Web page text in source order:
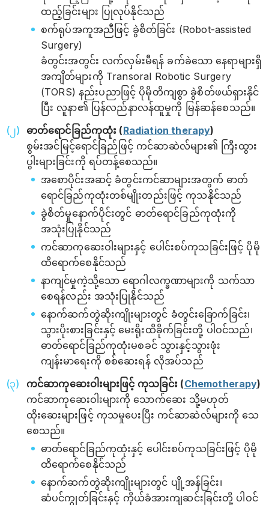
ထည့်ခြင်းများ ပြုလုပ်နိုင်သည်
စက်ရုပ်အကူအညီဖြင့် ခွဲစိတ်ခြင်း (Robot-assisted
Surgery)
ခံတွင်းအတွင်း လက်လှမ်းမီရန် ခက်ခဲသော နေရာများရှိ
အကျိတ်များကို Transoral Robotic Surgery
(TORS) နည်းပညာဖြင့် ပိုမိုတိကျစွာ ခွဲစိတ်ဖယ်ရှားနိုင်
ပြီး လူနာ၏ ပြန်လည်နာလန်ထူမှုကို မြန်ဆန်စေသည်။
ဓာတ်ရောင်ခြည်ကုထုံး (Radiation therapy)
စွမ်းအင်မြင့်ရောင်ခြည်ဖြင့် ကင်ဆာဆဲလ်များ၏ ကြီးထွား
ပွါးများခြင်းကို ရပ်တန့်စေသည်။
အစောပိုင်းအဆင့် ခံတွင်းကင်ဆာများအတွက် ဓာတ်
ရောင်ခြည်ကုထုံးတစ်မျိုးတည်းဖြင့် ကုသနိုင်သည်
ခွဲစိတ်မှုနောက်ပိုင်းတွင် ဓာတ်ရောင်ခြည်ကုထုံးကို
အသုံးပြုနိုင်သည်
ကင်ဆာကုဆေးဝါးများနှင့် ပေါင်းစပ်ကုသခြင်းဖြင့် ပိုမို
ထိရောက်စေနိုင်သည်
နာကျင်မှုကဲ့သို့သော ရောဂါလက္ခဏာများကို သက်သာ
စေရန်လည်း အသုံးပြုနိုင်သည်
နောက်ဆက်တွဲဆိုးကျိုးများတွင် ခံတွင်းခြောက်ခြင်း၊
သွားပိုးစားခြင်းနှင့် မေးရိုးထိခိုက်ခြင်းတို့ ပါဝင်သည်၊
ဓာတ်ရောင်ခြည်ကုထုံးမစခင် သွားနှင့်သွားဖုံး
ကျန်းမာရေးကို စစ်ဆေးရန် လိုအပ်သည်
ကင်ဆာကုဆေးဝါးများဖြင့် ကုသခြင်း (Chemotherapy)
ကင်ဆာကုဆေးဝါးများကို သောက်ဆေး သို့မဟုတ်
ထိုးဆေးများဖြင့် ကုသမှုပေးပြီး ကင်ဆာဆဲလ်များကို သေ
စေသည်။
ဓာတ်ရောင်ခြည်ကုထုံးနှင့် ပေါင်းစပ်ကုသခြင်းဖြင့် ပိုမို
ထိရောက်စေနိုင်သည်
နောက်ဆက်တွဲဆိုးကျိုးများတွင် ပျို့အန်ခြင်း၊
ဆံပင်ကျွတ်ခြင်းနှင့် ကိုယ်ခံအားကျဆင်းခြင်းတို့ ပါဝင်